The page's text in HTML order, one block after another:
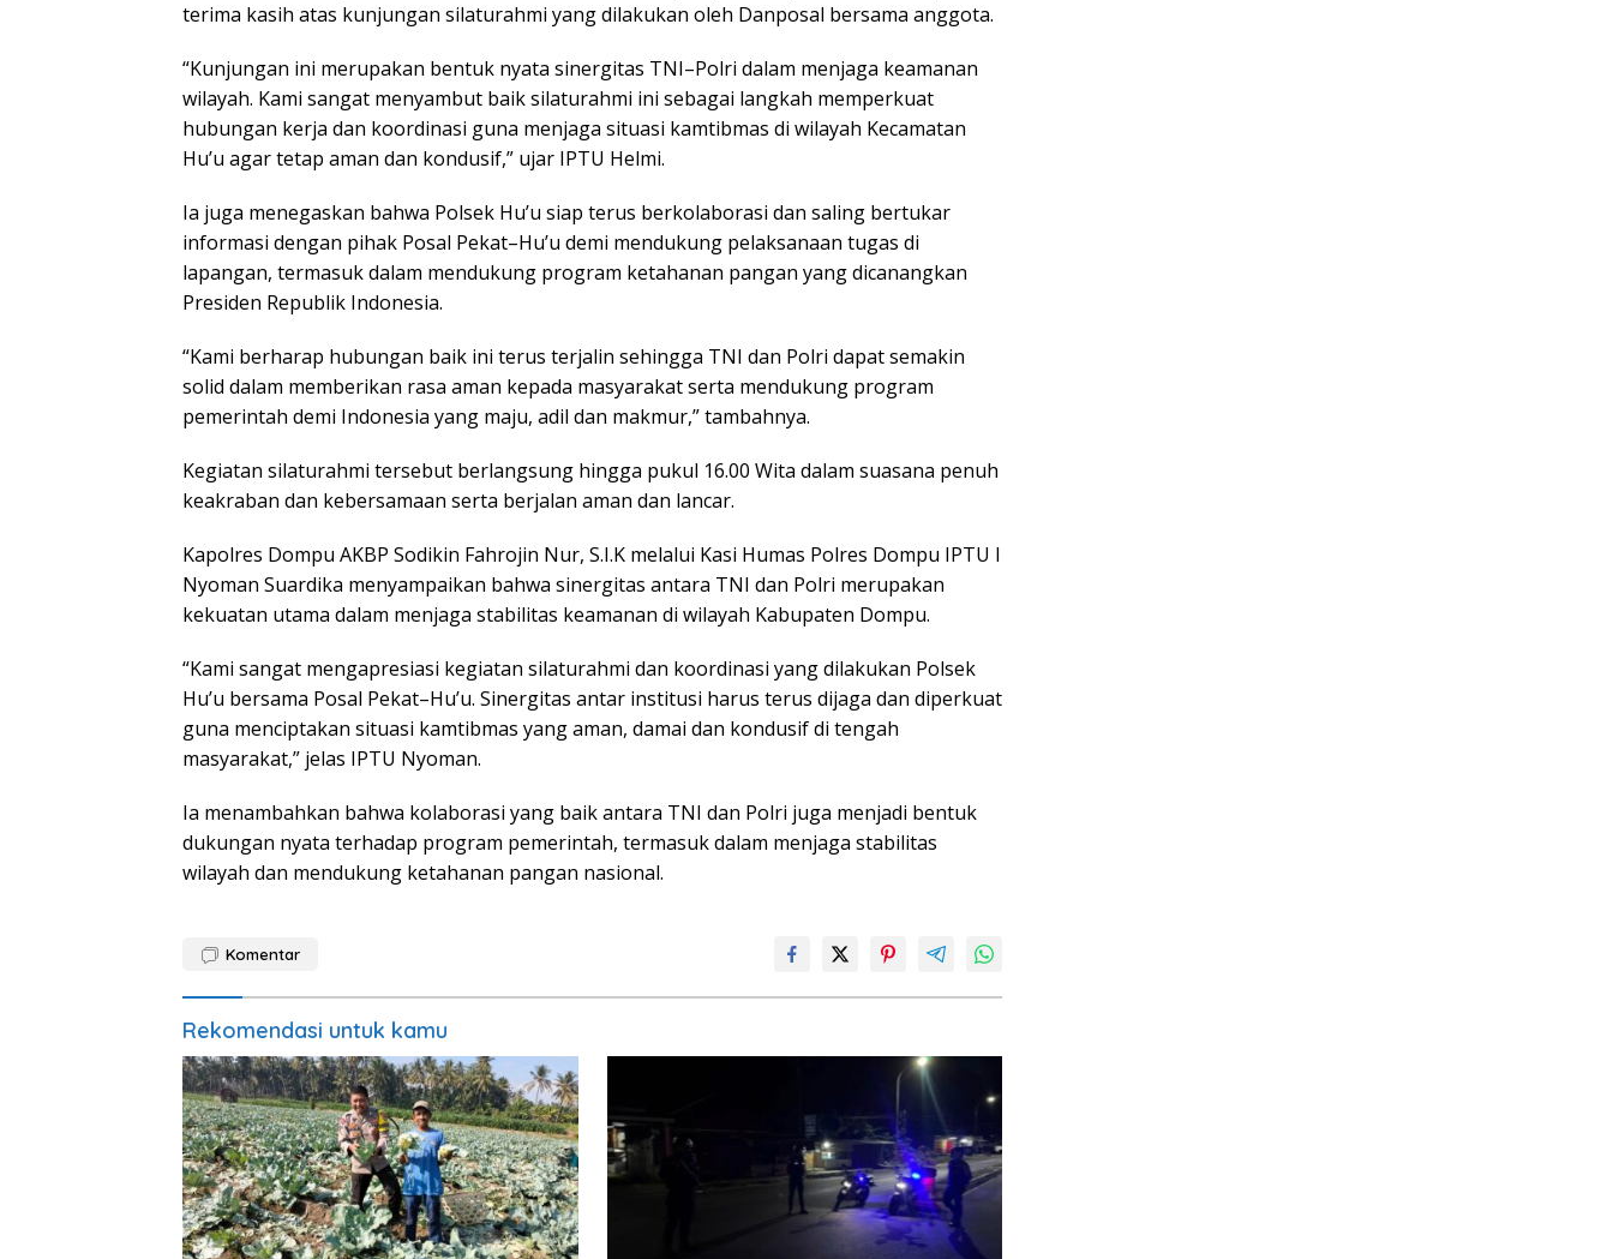
terima kasih atas kunjungan silaturahmi yang dilakukan oleh Danposal bersama anggota.
“Kunjungan ini merupakan bentuk nyata sinergitas TNI–Polri dalam menjaga keamanan
wilayah. Kami sangat menyambut baik silaturahmi ini sebagai langkah memperkuat
hubungan kerja dan koordinasi guna menjaga situasi kamtibmas di wilayah Kecamatan
Hu’u agar tetap aman dan kondusif,” ujar IPTU Helmi.
Ia juga menegaskan bahwa Polsek Hu’u siap terus berkolaborasi dan saling bertukar
informasi dengan pihak Posal Pekat–Hu’u demi mendukung pelaksanaan tugas di
lapangan, termasuk dalam mendukung program ketahanan pangan yang dicanangkan
Presiden Republik Indonesia.
“Kami berharap hubungan baik ini terus terjalin sehingga TNI dan Polri dapat semakin
solid dalam memberikan rasa aman kepada masyarakat serta mendukung program
pemerintah demi Indonesia yang maju, adil dan makmur,” tambahnya.
Kegiatan silaturahmi tersebut berlangsung hingga pukul 16.00 Wita dalam suasana penuh
keakraban dan kebersamaan serta berjalan aman dan lancar.
Kapolres Dompu AKBP Sodikin Fahrojin Nur, S.I.K melalui Kasi Humas Polres Dompu IPTU I
Nyoman Suardika menyampaikan bahwa sinergitas antara TNI dan Polri merupakan
kekuatan utama dalam menjaga stabilitas keamanan di wilayah Kabupaten Dompu.
“Kami sangat mengapresiasi kegiatan silaturahmi dan koordinasi yang dilakukan Polsek
Hu’u bersama Posal Pekat–Hu’u. Sinergitas antar institusi harus terus dijaga dan diperkuat
guna menciptakan situasi kamtibmas yang aman, damai dan kondusif di tengah
masyarakat,” jelas IPTU Nyoman.
Ia menambahkan bahwa kolaborasi yang baik antara TNI dan Polri juga menjadi bentuk
dukungan nyata terhadap program pemerintah, termasuk dalam menjaga stabilitas
wilayah dan mendukung ketahanan pangan nasional.
Komentar
Rekomendasi untuk kamu